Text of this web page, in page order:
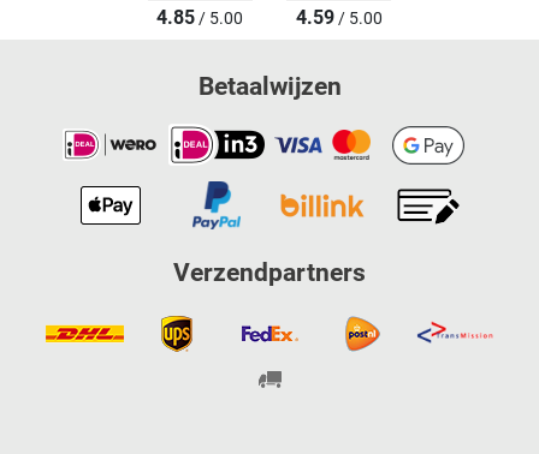
Stresemannstr. 17-19
Vandaag tot 19:00
4,8 / 5
Fitshop in Hannover
Am Klagesmarkt 30
Vandaag tot 19:00
4,9 / 5 (1274)
4.85/ 5.00 4.59/ 5.00
Betaalwijzen
Verzendpartners